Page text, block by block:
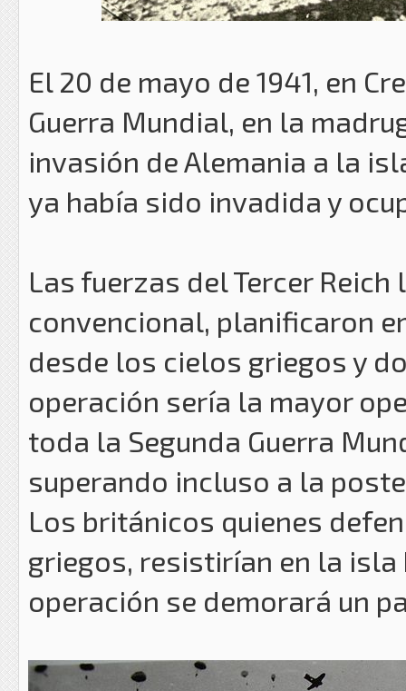
El 20 de mayo de 1941, en
Guerra Mundial, en la
invasión de Alemania a la
ya había sido invadida y
Las fuerzas del Tercer
convencional, planificaron
desde los cielos griegos y
operación sería la mayor
toda la Segunda Guerra
superando incluso a la
Los británicos quienes
griegos, resistirían en la isla
operación se demorará un